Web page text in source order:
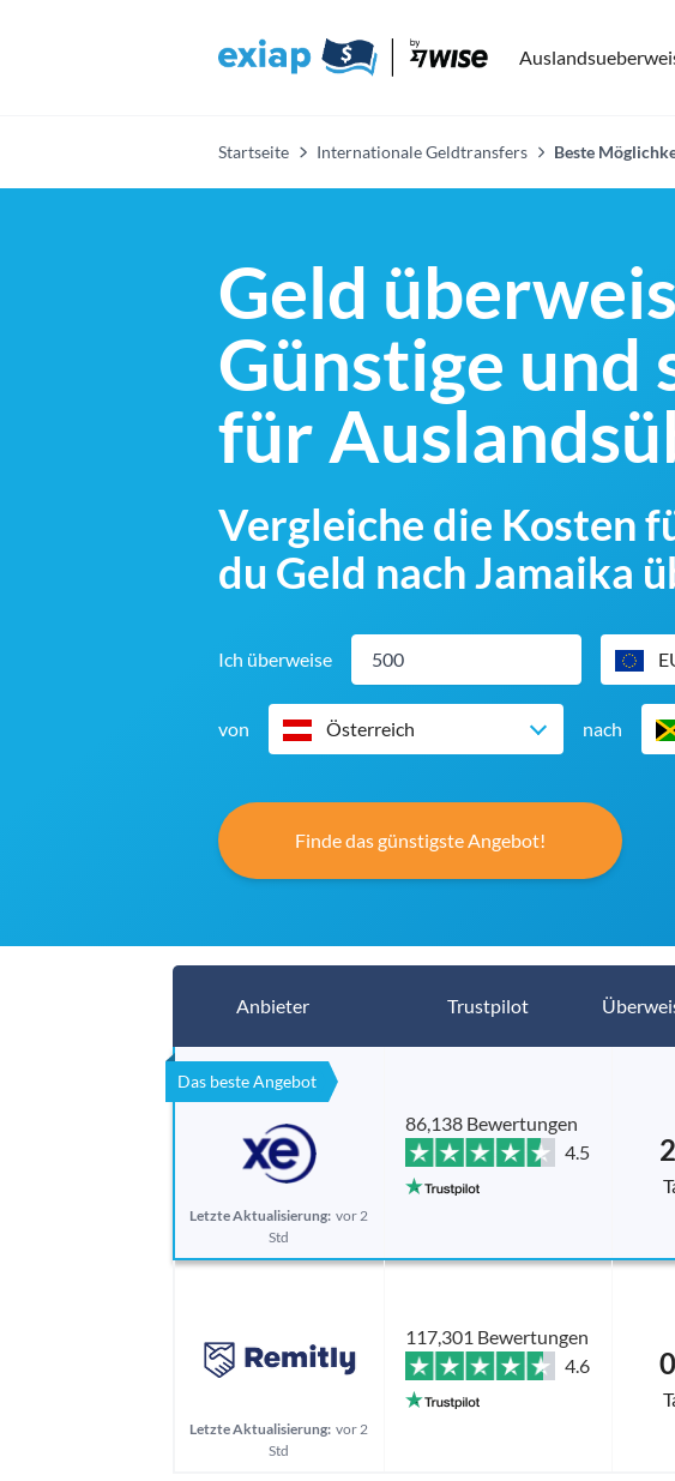
Startseite Internationale Geldtransfers Beste
Geld
Günstige und
für
Vergleiche die Kosten
du Geld nach Jamaika
Ich überweise
von Österreich nach
Finde das günstigste Angebot!
Anbieter Trustpilot
Das beste Angebot
Letzte Aktualisierung: vor 2
Std
86,138 Bewertungen
4.5
Letzte Aktualisierung: vor 2
Std
117,301 Bewertungen
4.6